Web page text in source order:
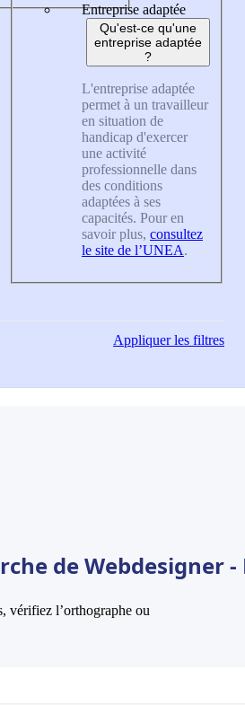
Entreprise adaptée
Qu'est-ce qu'une
entreprise adaptée
?
L'entreprise adaptée
permet à un travailleur
en situation de
handicap d'exercer
une activité
professionnelle dans
des conditions
adaptées à ses
capacités. Pour en
savoir plus, consultez
le site de l’UNEA.
Appliquerles filtres
de Webdesigner -
vérifiez l’orthographe ou